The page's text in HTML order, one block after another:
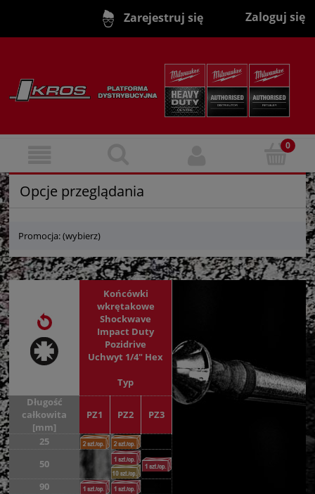
Zarejestruj się Zaloguj się
Opcje przeglądania
Promocja: (wybierz)
Końcówki
wkrętakowe
Shockwave
Impact Duty
Pozidrive
Uchwyt 1/4" Hex
Typ
Długość
całkowita
[mm]
PZ1 PZ2 PZ3
25
50
90